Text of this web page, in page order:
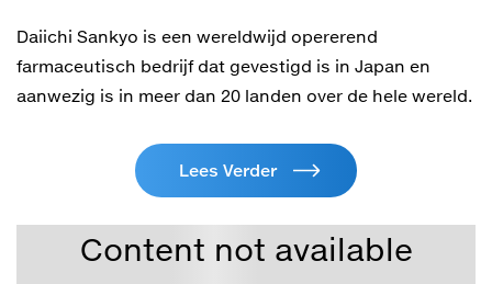
Daiichi Sankyo is een wereldwijd opererend
farmaceutisch bedrijf dat gevestigd is in Japan en
aanwezig is in meer dan 20 landen over de hele wereld.
Lees Verder
Content not available